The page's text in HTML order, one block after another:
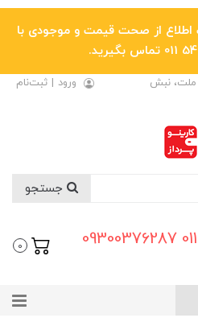
اطلاع از صحت قیمت و موجودی با
ملت، نبش
ورود | ثبت‌نام
09111961461 - 01154606042 09300376287
0